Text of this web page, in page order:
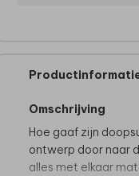
Omschrijving
Hoe gaaf zijn
ontwerp door naar
alles met elkaar